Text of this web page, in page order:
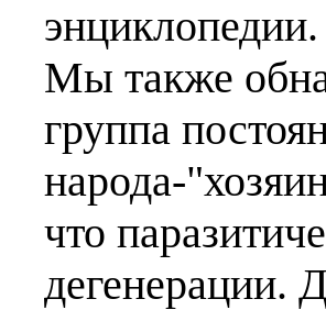
энциклопедии.
Мы также
группа
народа-
что
дегенерации.